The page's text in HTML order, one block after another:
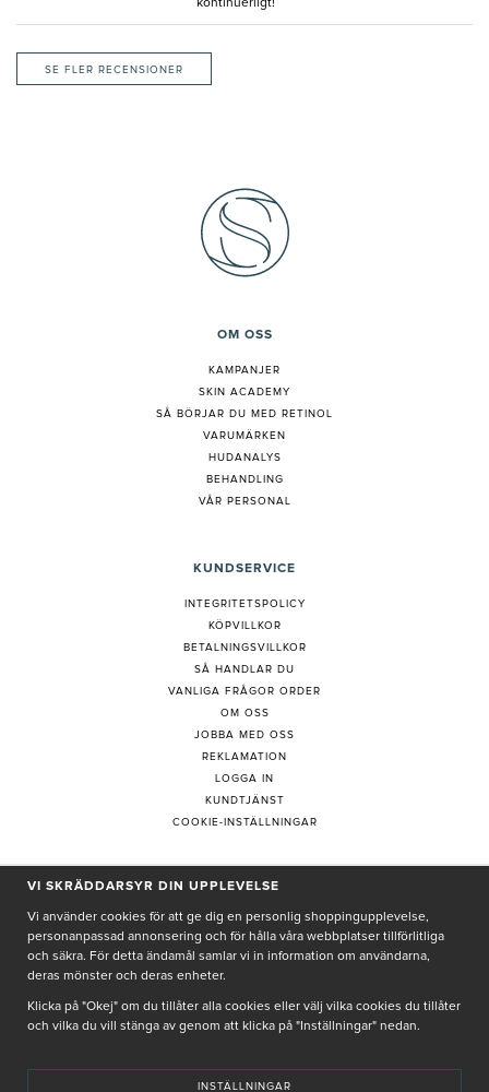
kontinuerligt!
SE FLER RECENSIONER
OM OSS
KAMPANJER
SKIN ACADEMY
SÅ BÖRJAR DU MED RETINOL
VARUMÄRKEN
HUDANALYS
BEHANDLING
VÅR PERSONAL
KUNDSERVICE
INTEGRITETSPOLICY
KÖPVILLKOR
BETALNINGSVILLKOR
SÅ HANDLAR DU
VANLIGA FRÅGOR ORDER
OM OSS
JOBBA MED OSS
REKLAMATION
LOGGA IN
KUNDTJÄNST
COOKIE-INSTÄLLNINGAR
PRENUMERERA PÅ NYHETSBREV
Genom att ge min e-post, accepterar jag Seth och Sallyintegritetspolicy
De uppgifter du matar in kommer endast användas till våra nyhetsbrev.
VI SKRÄDDARSYR DIN UPPLEVELSE
Vi använder cookies för att ge dig en personlig shoppingupplevelse,
personanpassad annonsering och för hålla våra webbplatser tillförlitliga
och säkra. För detta ändamål samlar vi in information om användarna,
deras mönster och deras enheter.
Klicka på "Okej" om du tillåter alla cookies eller välj vilka cookies du tillåter
och vilka du vill stänga av genom att klicka på "Inställningar" nedan.
INSTÄLLNINGAR